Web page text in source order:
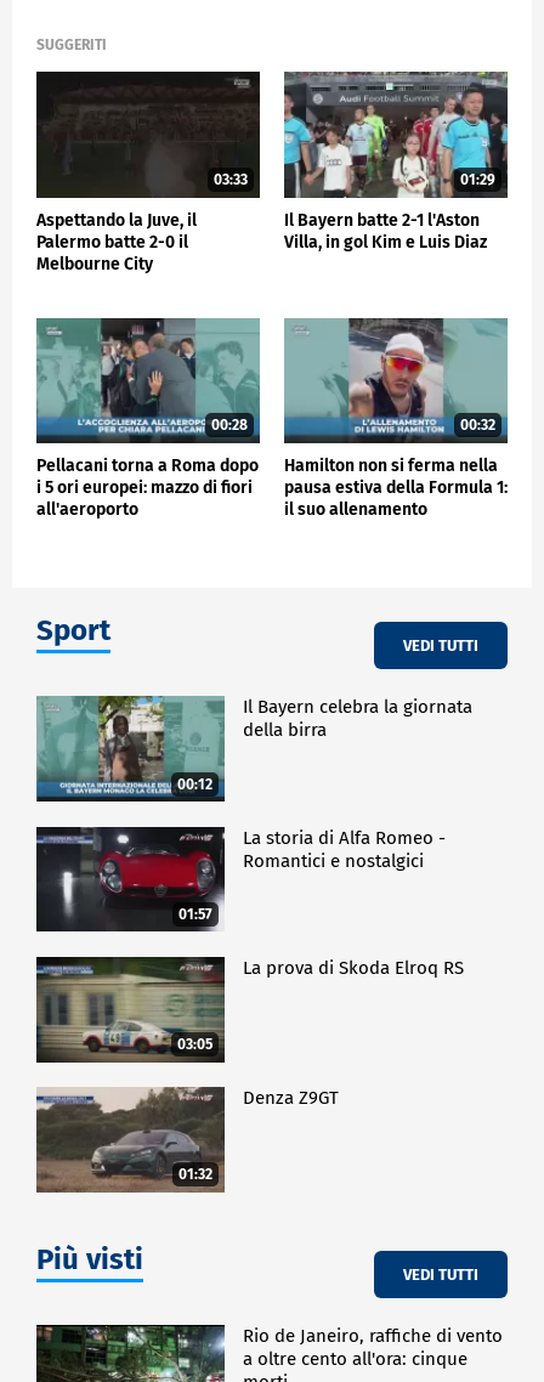
SUGGERITI
03:33
Aspettando la Juve, il
Palermo batte 2-0 il
Melbourne City
01:29
Il Bayern batte 2-1 l'Aston
Villa, in gol Kim e Luis Diaz
00:28
Pellacani torna a Roma dopo
i 5 ori europei: mazzo di fiori
all'aeroporto
00:32
Hamilton non si ferma nella
pausa estiva della Formula 1:
il suo allenamento
Sport VEDI TUTTI
00:12
Il Bayern celebra la giornata
della birra
01:57
La storia di Alfa Romeo -
Romantici e nostalgici
03:05
La prova di Skoda Elroq RS
01:32
Denza Z9GT
Più visti VEDI TUTTI
Rio de Janeiro, raffiche di vento
a oltre cento all'ora: cinque